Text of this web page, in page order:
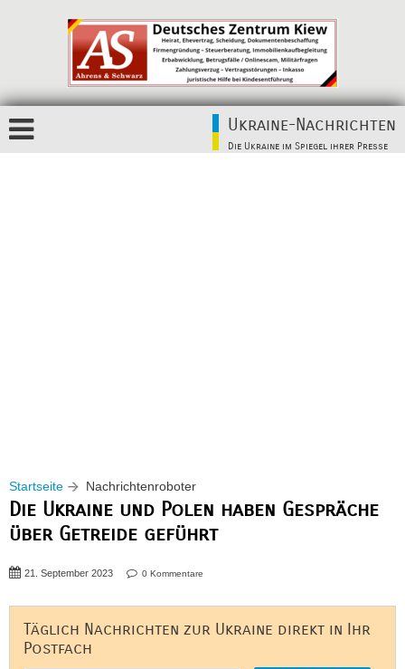
Ukraine-Nachrichten
Die Ukraine im Spiegel ihrer Presse
Startseite Nachrichtenroboter
Die Ukraine und Polen haben Gespräche
über Getreide geführt
21. September 2023 0 Kommentare
Täglich Nachrichten zur Ukraine direkt in Ihr
Postfach